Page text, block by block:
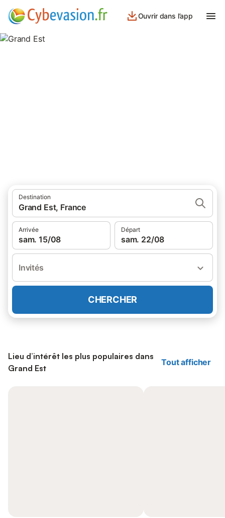
Ouvrir dans l’app
Destination
Grand Est, France
Arrivée
sam. 15/08
Départ
sam. 22/08
Invités
CHERCHER
Lieu d’intérêt les plus populaires dans
Grand Est
Tout afficher